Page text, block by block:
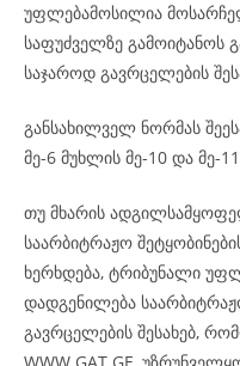
უფლებამოსილია
საფუძველზე გამოიტანოს
საჯაროდ გავრცელების
განსახილველ ნორმას
მე-6 მუხლის მე-10 და მე-
თუ მხარის
საარბიტრაჟო
ხერხდება, ტრიბუნალი
დადგენილება
გავრცელების შესახებ,